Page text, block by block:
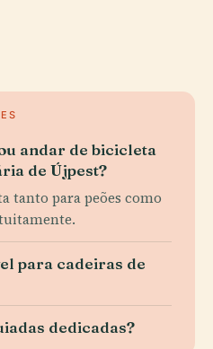
andar de bicicleta
de Újpest?
tanto para peões como
para cadeiras de
dedicadas?